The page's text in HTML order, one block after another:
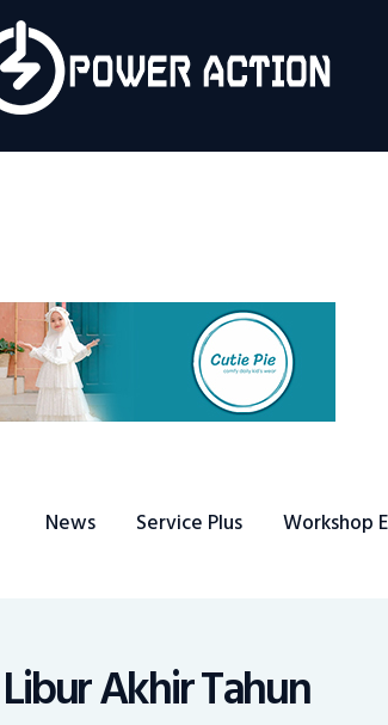
News Service Plus Workshop
Libur Akhir Tahun
Plus
Ekspor